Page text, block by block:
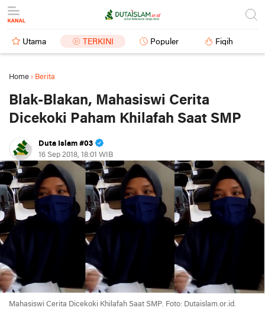
Utama TERKINI Populer Fiqih
Home › Berita
Blak-Blakan, Mahasiswi Cerita
Dicekoki Paham Khilafah Saat SMP
Duta Islam #03
16 Sep 2018, 18:01 WIB
Mahasiswi Cerita Dicekoki Khilafah Saat SMP. Foto: Dutaislam.or.id.